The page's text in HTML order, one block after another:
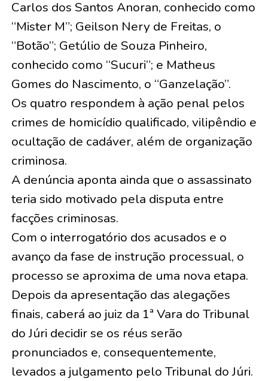
Carlos dos Santos Anoran, conhecido como
“Mister M”; Geilson Nery de Freitas, o
“Botão”; Getúlio de Souza Pinheiro,
conhecido como “Sucuri”; e Matheus
Gomes do Nascimento, o “Ganzelação”.
Os quatro respondem à ação penal pelos
crimes de homicídio qualificado, vilipêndio e
ocultação de cadáver, além de organização
criminosa.
A denúncia aponta ainda que o assassinato
teria sido motivado pela disputa entre
facções criminosas.
Com o interrogatório dos acusados e o
avanço da fase de instrução processual, o
processo se aproxima de uma nova etapa.
Depois da apresentação das alegações
finais, caberá ao juiz da 1ª Vara do Tribunal
do Júri decidir se os réus serão
pronunciados e, consequentemente,
levados a julgamento pelo Tribunal do Júri.